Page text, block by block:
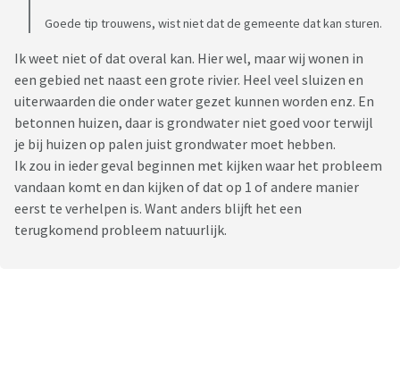
Goede tip trouwens, wist niet dat de gemeente dat kan sturen.
Ik weet niet of dat overal kan. Hier wel, maar wij wonen in
een gebied net naast een grote rivier. Heel veel sluizen en
uiterwaarden die onder water gezet kunnen worden enz. En
betonnen huizen, daar is grondwater niet goed voor terwijl
je bij huizen op palen juist grondwater moet hebben.
Ik zou in ieder geval beginnen met kijken waar het probleem
vandaan komt en dan kijken of dat op 1 of andere manier
eerst te verhelpen is. Want anders blijft het een
terugkomend probleem natuurlijk.